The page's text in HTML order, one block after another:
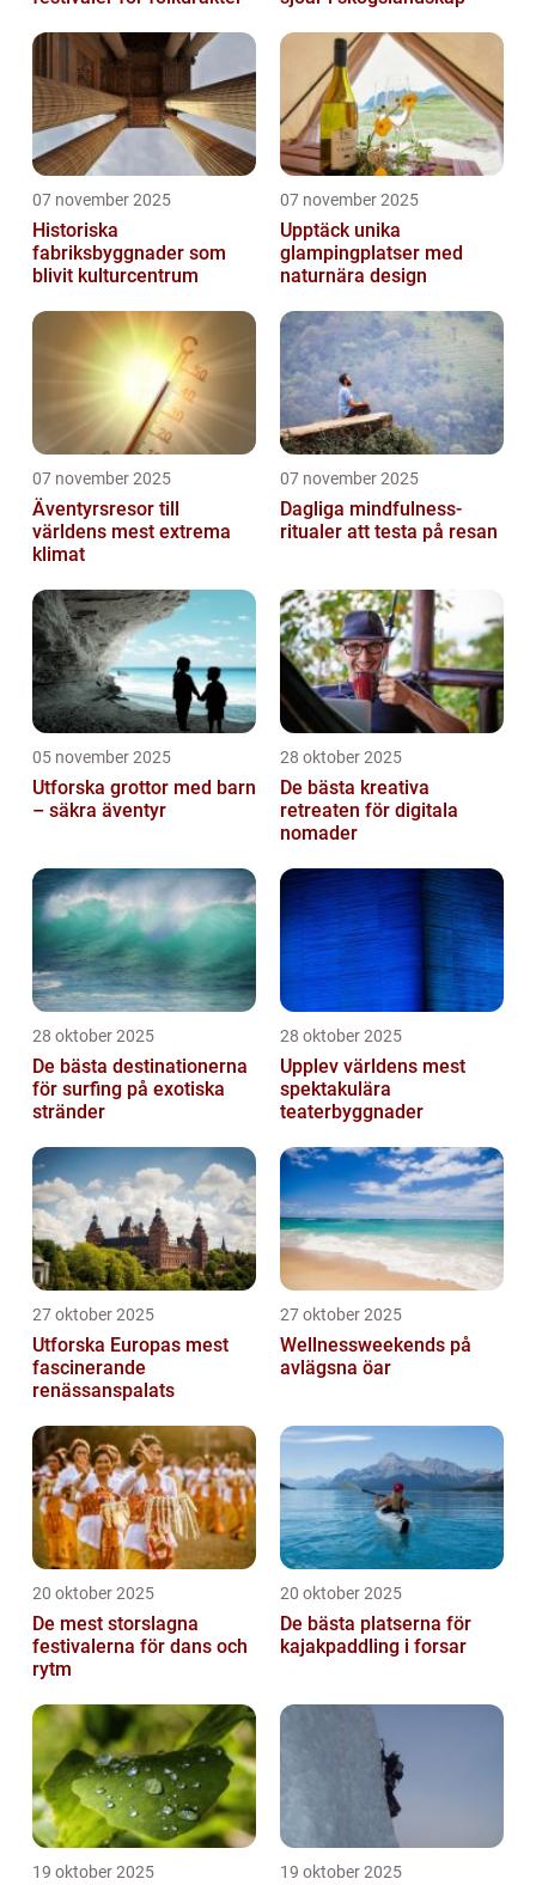
07 november 2025
Historiska
fabriksbyggnader som
blivit kulturcentrum
07 november 2025
Upptäck unika
glampingplatser med
naturnära design
07 november 2025
Äventyrsresor till
världens mest extrema
klimat
07 november 2025
Dagliga mindfulness-
ritualer att testa på resan
05 november 2025
Utforska grottor med barn
– säkra äventyr
28 oktober 2025
De bästa kreativa
retreaten för digitala
nomader
28 oktober 2025
De bästa destinationerna
för surfing på exotiska
stränder
28 oktober 2025
Upplev världens mest
spektakulära
teaterbyggnader
27 oktober 2025
Utforska Europas mest
fascinerande
renässanspalats
27 oktober 2025
Wellnessweekends på
avlägsna öar
20 oktober 2025
De mest storslagna
festivalerna för dans och
rytm
20 oktober 2025
De bästa platserna för
kajakpaddling i forsar
19 oktober 2025 19 oktober 2025